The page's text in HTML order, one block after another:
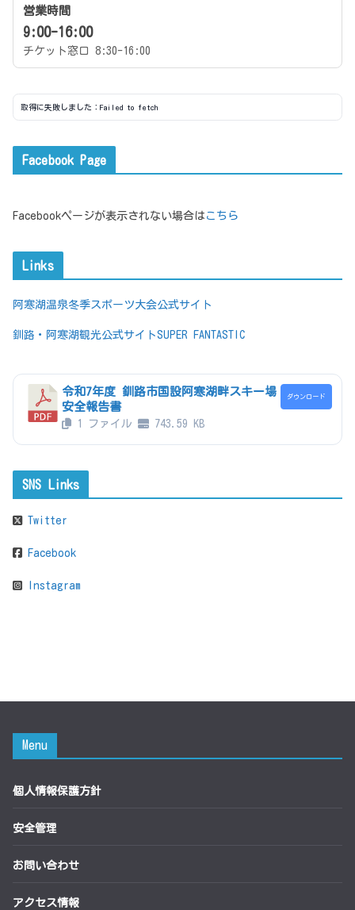
営業時間
9:00-16:00
チケット窓口 8:30-16:00
取得に失敗しました：Failed to fetch
Facebook Page
Facebookページが表示されない場合は こちら
Links
阿寒湖温泉冬季スポーツ大会公式サイト
釧路・阿寒湖観光公式サイトSUPER FANTASTIC
令和7年度 釧路市国設阿寒湖畔スキー場
安全報告書
1 ファイル 743.59 KB
ダウンロード
SNS Links
Twitter
Facebook
Instagram
Menu
個人情報保護方針
安全管理
お問い合わせ
アクセス情報